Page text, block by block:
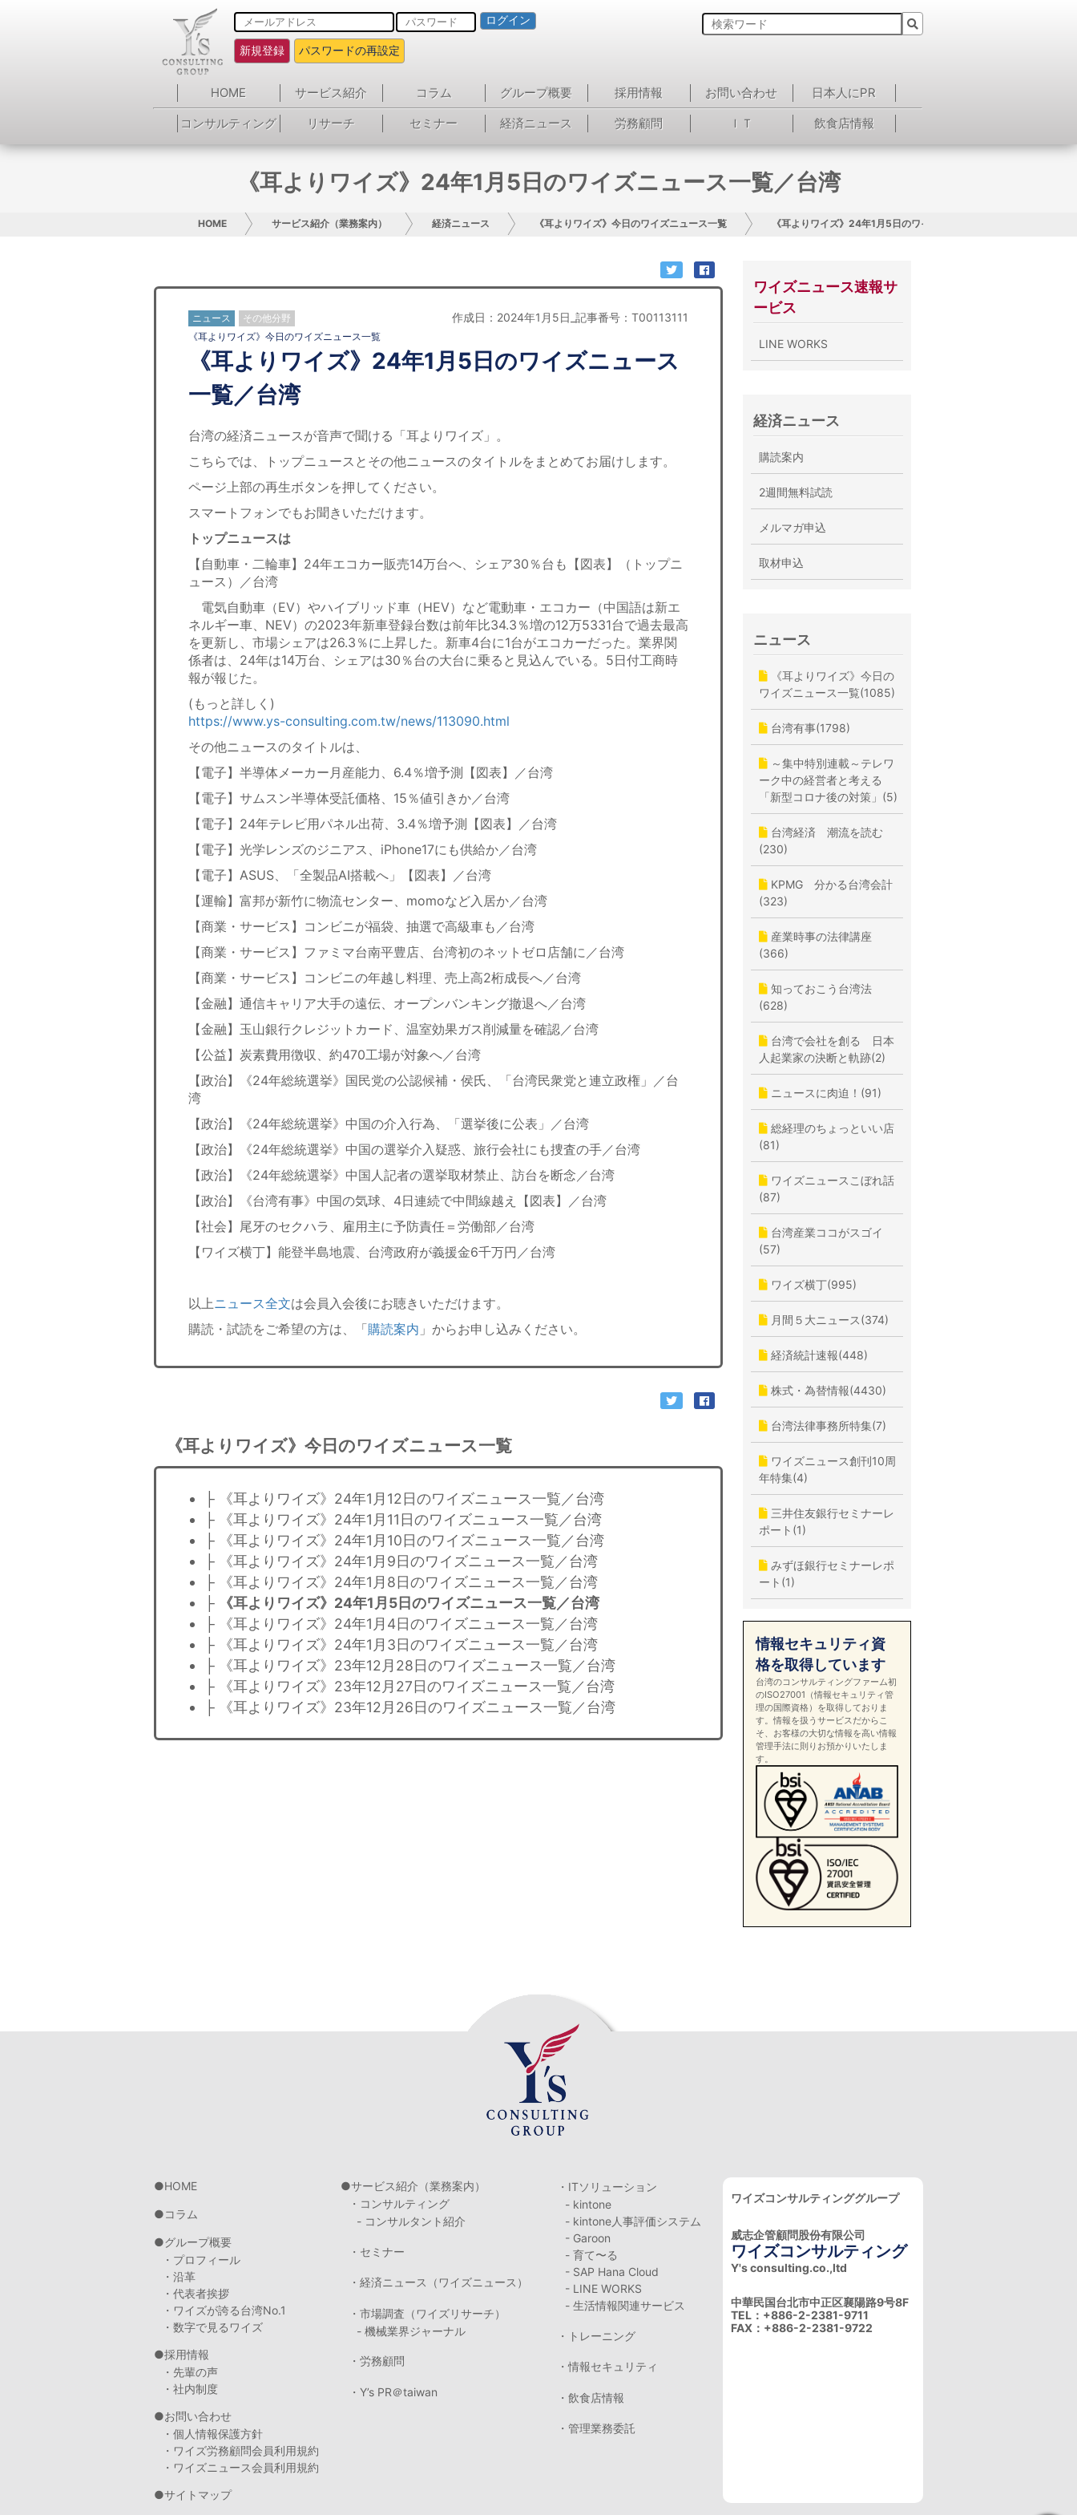
ログイン
新規登録 パスワードの再設定
HOME サービス紹介 コラム グループ概要 採用情報 お問い合わせ
日本人にPR
コンサルティング
リサーチ セミナー 経済ニュース 労務顧問 ＩＴ 飲食店情報
《耳よりワイズ》24年1月5日のワイズニュース一覧／台湾
HOME サービス紹介（業務案内） 経済ニュース 《耳よりワイズ》今日のワイズニュース一覧 《耳よりワイズ》24年1月5日のワイズニュース一覧／台湾
ニュース その他分野 作成日：2024年1月5日_記事番号：T00113111
《耳よりワイズ》今日のワイズニュース一覧
《耳よりワイズ》24年1月5日のワイズニュース
一覧／台湾
台湾の経済ニュースが音声で聞ける「耳よりワイズ」。
こちらでは、トップニュースとその他ニュースのタイトルをまとめてお届けします。
ページ上部の再生ボタンを押してください。
スマートフォンでもお聞きいただけます。
トップニュースは
【自動車・二輪車】24年エコカー販売14万台へ、シェア30％台も【図表】（トップニ
ュース）／台湾
電気自動車（EV）やハイブリッド車（HEV）など電動車・エコカー（中国語は新エ
ネルギー車、NEV）の2023年新車登録台数は前年比34.3％増の12万5331台で過去最高
を更新し、市場シェアは26.3％に上昇した。新車4台に1台がエコカーだった。業界関
係者は、24年は14万台、シェアは30％台の大台に乗ると見込んでいる。5日付工商時
報が報じた。
(もっと詳しく)
https://www.ys-consulting.com.tw/news/113090.html
その他ニュースのタイトルは、
【電子】半導体メーカー月産能力、6.4％増予測【図表】／台湾
【電子】サムスン半導体受託価格、15％値引きか／台湾
【電子】24年テレビ用パネル出荷、3.4％増予測【図表】／台湾
【電子】光学レンズのジニアス、iPhone17にも供給か／台湾
【電子】ASUS、「全製品AI搭載へ」【図表】／台湾
【運輸】富邦が新竹に物流センター、momoなど入居か／台湾
【商業・サービス】コンビニが福袋、抽選で高級車も／台湾
【商業・サービス】ファミマ台南平豊店、台湾初のネットゼロ店舗に／台湾
【商業・サービス】コンビニの年越し料理、売上高2桁成長へ／台湾
【金融】通信キャリア大手の遠伝、オープンバンキング撤退へ／台湾
【金融】玉山銀行クレジットカード、温室効果ガス削減量を確認／台湾
【公益】炭素費用徴収、約470工場が対象へ／台湾
【政治】《24年総統選挙》国民党の公認候補・侯氏、「台湾民衆党と連立政権」／台
湾
【政治】《24年総統選挙》中国の介入行為、「選挙後に公表」／台湾
【政治】《24年総統選挙》中国の選挙介入疑惑、旅行会社にも捜査の手／台湾
【政治】《24年総統選挙》中国人記者の選挙取材禁止、訪台を断念／台湾
【政治】《台湾有事》中国の気球、4日連続で中間線越え【図表】／台湾
【社会】尾牙のセクハラ、雇用主に予防責任＝労働部／台湾
【ワイズ横丁】能登半島地震、台湾政府が義援金6千万円／台湾
以上ニュース全文は会員入会後にお聴きいただけます。
購読・試読をご希望の方は、「購読案内 」からお申し込みください。
《耳よりワイズ》今日のワイズニュース一覧
├ 《耳よりワイズ》24年1月12日のワイズニュース一覧／台湾
├ 《耳よりワイズ》24年1月11日のワイズニュース一覧／台湾
├ 《耳よりワイズ》24年1月10日のワイズニュース一覧／台湾
├ 《耳よりワイズ》24年1月9日のワイズニュース一覧／台湾
├ 《耳よりワイズ》24年1月8日のワイズニュース一覧／台湾
├
《耳よりワイズ》24年1月5日のワイズニュース一覧／台湾
├ 《耳よりワイズ》24年1月4日のワイズニュース一覧／台湾
├ 《耳よりワイズ》24年1月3日のワイズニュース一覧／台湾
├ 《耳よりワイズ》23年12月28日のワイズニュース一覧／台湾
├ 《耳よりワイズ》23年12月27日のワイズニュース一覧／台湾
├ 《耳よりワイズ》23年12月26日のワイズニュース一覧／台湾
ワイズニュース速報サ
ービス
LINE WORKS
経済ニュース
購読案内
2週間無料試読
メルマガ申込
取材申込
ニュース
《耳よりワイズ》今日の
ワイズニュース一覧(1085)
台湾有事(1798)
～集中特別連載～テレワ
ーク中の経営者と考える
「新型コロナ後の対策」(5)
台湾経済 潮流を読む
(230)
KPMG 分かる台湾会計
(323)
産業時事の法律講座
(366)
知っておこう台湾法
(628)
台湾で会社を創る 日本
人起業家の決断と軌跡(2)
ニュースに肉迫！(91)
総経理のちょっといい店
(81)
ワイズニュースこぼれ話
(87)
台湾産業ココがスゴイ
(57)
ワイズ横丁(995)
月間５大ニュース(374)
経済統計速報(448)
株式・為替情報(4430)
台湾法律事務所特集(7)
ワイズニュース創刊10周
年特集(4)
三井住友銀行セミナーレ
ポート(1)
みずほ銀行セミナーレポ
ート(1)
情報セキュリティ資
格を取得しています
台湾のコンサルティングファーム初
のISO27001（情報セキュリティ管
理の国際資格）を取得しておりま
す。情報を扱うサービスだからこ
そ、お客様の大切な情報を高い情報
管理手法に則りお預かりいたしま
す。
HOME
コラム
グループ概要
・プロフィール
・沿革
・代表者挨拶
・ワイズが誇る台湾No.1
・数字で見るワイズ
採用情報
・先輩の声
・社内制度
お問い合わせ
・個人情報保護方針
・ワイズ労務顧問会員利用規約
・ワイズニュース会員利用規約
サイトマップ
サービス紹介（業務案内）
・コンサルティング
- コンサルタント紹介
・セミナー
・経済ニュース（ワイズニュース）
・市場調査（ワイズリサーチ）
- 機械業界ジャーナル
・労務顧問
・Y’s PR＠taiwan
・ITソリューション
- kintone
- kintone人事評価システム
- Garoon
- 育て〜る
- SAP Hana Cloud
- LINE WORKS
- 生活情報関連サービス
・トレーニング
・情報セキュリティ
・飲食店情報
・管理業務委託
ワイズコンサルティンググループ
威志企管顧問股份有限公司
ワイズコンサルティング
Y's consulting.co.,ltd
中華民国台北市中正区襄陽路9号8F
TEL：+886-2-2381-9711
FAX：+886-2-2381-9722